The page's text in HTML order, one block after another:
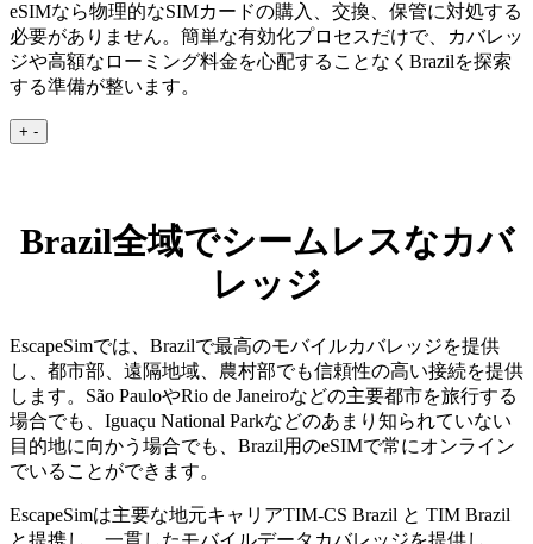
eSIMなら物理的なSIMカードの購入、交換、保管に対処する
必要がありません。簡単な有効化プロセスだけで、カバレッ
ジや高額なローミング料金を心配することなくBrazilを探索
する準備が整います。
+ -
Brazil全域でシームレスなカバ
レッジ
EscapeSimでは、Brazilで最高のモバイルカバレッジを提供
し、都市部、遠隔地域、農村部でも信頼性の高い接続を提供
します。São PauloやRio de Janeiroなどの主要都市を旅行する
場合でも、Iguaçu National Parkなどのあまり知られていない
目的地に向かう場合でも、Brazil用のeSIMで常にオンライン
でいることができます。
EscapeSimは主要な地元キャリアTIM-CS Brazil と TIM Brazil